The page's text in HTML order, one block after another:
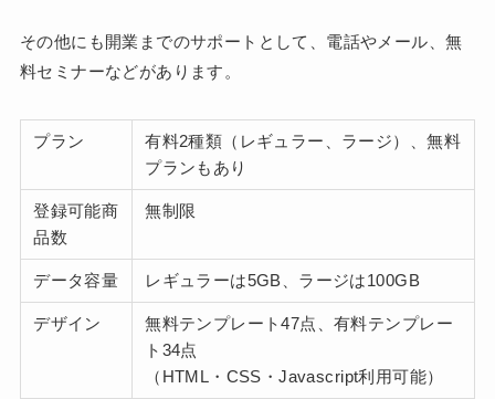
その他にも開業までのサポートとして、電話やメール、無
料セミナーなどがあります。
プラン
有料2種類（レギュラー、ラージ）、無料
プランもあり
登録可能商
品数
無制限
データ容量 レギュラーは5GB、ラージは100GB
デザイン
無料テンプレート47点、有料テンプレー
ト34点
（HTML・CSS・Javascript利用可能）